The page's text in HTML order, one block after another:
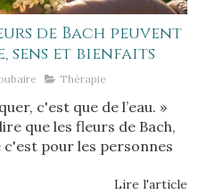
de Bach peuvent
sens et bienfaits
Thérapie
c'est que de l’eau. »
que les fleurs de Bach,
c'est pour les personnes
Lire l'article